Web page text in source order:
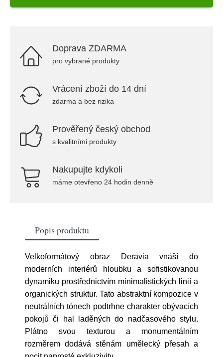
Doprava ZDARMA
pro vybrané produkty
Vrácení zboží do 14 dní
zdarma a bez rizika
Prověřený český obchod
s kvalitními produkty
Nakupujte kdykoli
máme otevřeno 24 hodin denně
Popis produktu
Velkoformátový obraz Deravia vnáší do
moderních interiérů hloubku a sofistikovanou
dynamiku prostřednictvím minimalistických linií a
organických struktur. Tato abstraktní kompozice v
neutrálních tónech podtrhne charakter obývacích
pokojů či hal laděných do nadčasového stylu.
Plátno svou texturou a monumentálním
rozměrem dodává stěnám umělecký přesah a